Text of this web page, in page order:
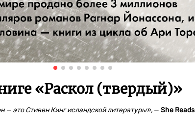
«Раскол (твердый)»
— это Стивен Кинг исландской литературы», — She Reads